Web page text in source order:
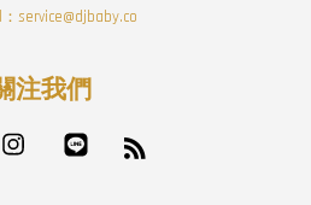
service@djbaby.co
注我們
Instagram